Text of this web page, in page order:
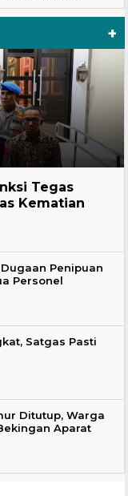
+
Tegas
Kematian
Penipuan
Personel
Satgas Pasti
Ditutup, Warga
Aparat